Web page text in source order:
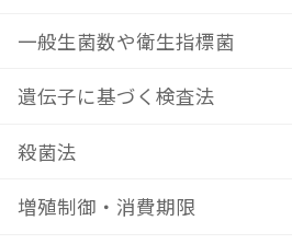
一般生菌数や衛生指標菌
遺伝子に基づく検査法
殺菌法
増殖制御・消費期限